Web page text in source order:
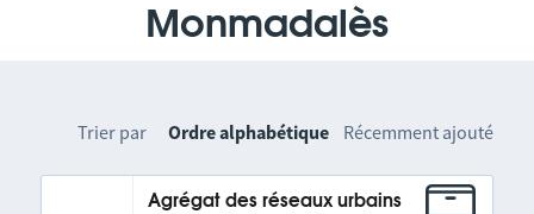
Monmadalès
Trier par Ordre alphabétique Récemment ajouté
Agrégat des réseaux urbains